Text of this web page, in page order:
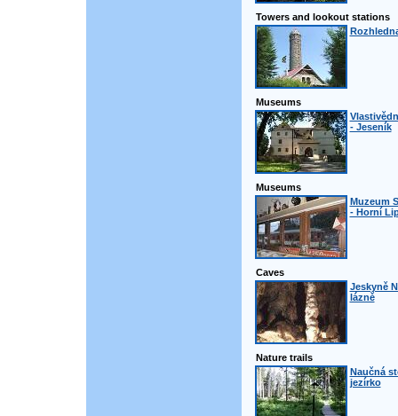
Towers and lookout stations
Museums
- Jeseník
Museums
Muzeum
- Horní
Caves
Jeskyně
lázně
Nature trails
Naučná
jezírko